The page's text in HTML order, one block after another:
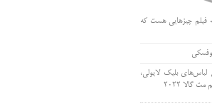
فیلم چیزهایی هست که
بلیک لایولی،
گالا ۲۰۲۲